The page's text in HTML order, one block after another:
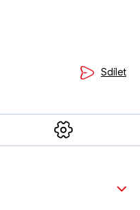
Sdílet